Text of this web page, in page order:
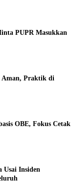
PUPR Masukkan
Aman, Praktik di
OBE, Fokus Cetak
Usai Insiden